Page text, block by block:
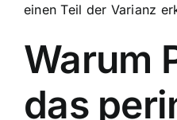
einen Teil der Varianz
Warum
das